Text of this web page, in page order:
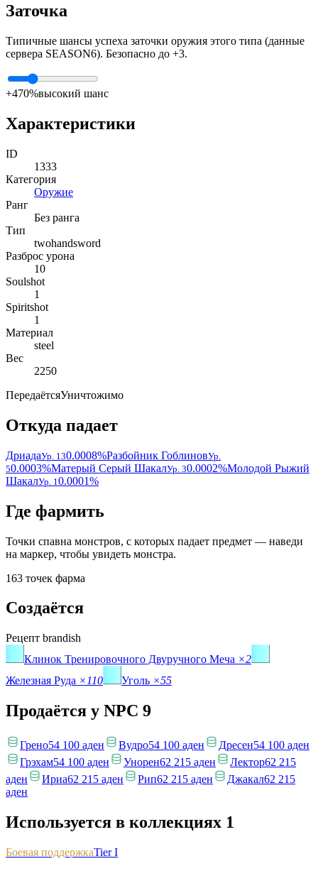
Заточка
Типичные шансы успеха заточки оружия этого типа (данные
сервера SEASON6). Безопасно до +3.
+470%высокий шанс
Характеристики
ID
1333
Категория
Оружие
Ранг
Без ранга
Тип
twohandsword
Разброс урона
10
Soulshot
1
Spiritshot
1
Материал
steel
Вес
2250
ПередаётсяУничтожимо
Откуда падает
ДриадаУр. 130.0008%Разбойник ГоблиновУр.
50.0003%Матерый Серый ШакалУр. 30.0002%Молодой Рыжий
ШакалУр. 1 0.0001%
Где фармить
Точки спавна монстров, с которых падает предмет — наведи
на маркер, чтобы увидеть монстра.
163 точек фарма
Создаётся
Рецепт brandish
Клинок Тренировочного Двуручного Меча ×2
Железная Руда ×110 Уголь ×55
Продаётся у NPC 9
Грено54 100 аден Вудро54 100 аден Дресен54 100 аден
Грэхам54 100 аден Унорен62 215 аден Лектор62 215
аден
Ириа62 215 аден Рип62 215 аден Джакал62 215
аден
Используется в коллекциях 1
Боевая поддержкаTier I